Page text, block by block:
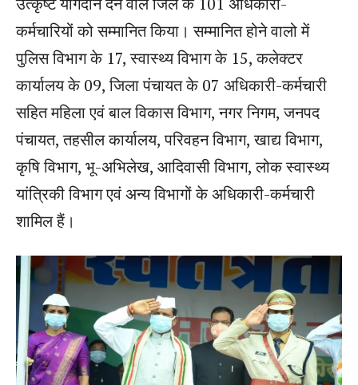
कर्मचारियों को सम्मानित किया। सम्मानित होने वालो में
पुलिस विभाग के 17, स्वास्थ्य विभाग के 15, कलेक्टर
कार्यालय के 09, जिला पंचायत के 07 अधिकारी-कर्मचारी
सहित महिला एवं बाल विकास विभाग, नगर निगम, जनपद
पंचायत, तहसील कार्यालय, परिवहन विभाग, खाद्य विभाग,
कृषि विभाग, भू-अभिलेख, आदिवासी विभाग, लोक स्वास्थ्य
यांत्रिकी विभाग एवं अन्य विभागों के अधिकारी-कर्मचारी
शामिल हैं।